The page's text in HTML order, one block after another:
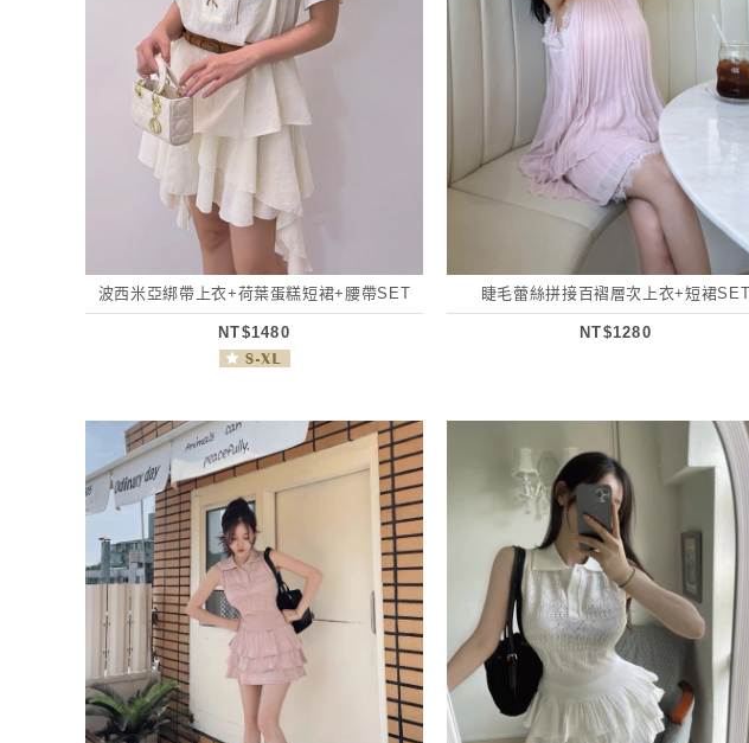
波西米亞綁帶上衣+荷葉蛋糕短裙+腰帶SET
NT$1480
睫毛蕾絲拼接百褶層次上衣+短裙SET
NT$1280